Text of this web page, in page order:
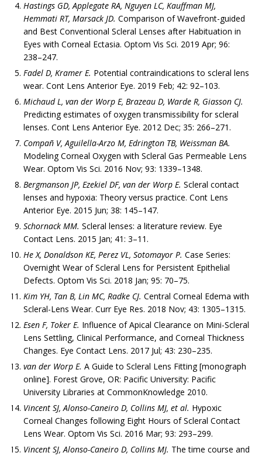
Hastings GD, Applegate RA, Nguyen LC, Kauffman MJ,
Hemmati RT, Marsack JD. Comparison of Wavefront-guided
and Best Conventional Scleral Lenses after Habituation in
Eyes with Corneal Ectasia. Optom Vis Sci. 2019 Apr; 96:
238–247.
Fadel D, Kramer E. Potential contraindications to scleral lens
wear. Cont Lens Anterior Eye. 2019 Feb; 42: 92–103.
Michaud L, van der Worp E, Brazeau D, Warde R, Giasson CJ.
Predicting estimates of oxygen transmissibility for scleral
lenses. Cont Lens Anterior Eye. 2012 Dec; 35: 266–271.
Compañ V, Aguilella-Arzo M, Edrington TB, Weissman BA.
Modeling Corneal Oxygen with Scleral Gas Permeable Lens
Wear. Optom Vis Sci. 2016 Nov; 93: 1339–1348.
Bergmanson JP, Ezekiel DF, van der Worp E. Scleral contact
lenses and hypoxia: Theory versus practice. Cont Lens
Anterior Eye. 2015 Jun; 38: 145–147.
Schornack MM. Scleral lenses: a literature review. Eye
Contact Lens. 2015 Jan; 41: 3–11.
He X, Donaldson KE, Perez VL, Sotomayor P. Case Series:
Overnight Wear of Scleral Lens for Persistent Epithelial
Defects. Optom Vis Sci. 2018 Jan; 95: 70–75.
Kim YH, Tan B, Lin MC, Radke CJ. Central Corneal Edema with
Scleral-Lens Wear. Curr Eye Res. 2018 Nov; 43: 1305–1315.
Esen F, Toker E. Influence of Apical Clearance on Mini-Scleral
Lens Settling, Clinical Performance, and Corneal Thickness
Changes. Eye Contact Lens. 2017 Jul; 43: 230–235.
van der Worp E. A Guide to Scleral Lens Fitting [monograph
online]. Forest Grove, OR: Pacific University: Pacific
University Libraries at CommonKnowledge 2010.
Vincent SJ, Alonso-Caneiro D, Collins MJ, et al. Hypoxic
Corneal Changes following Eight Hours of Scleral Contact
Lens Wear. Optom Vis Sci. 2016 Mar; 93: 293–299.
Vincent SJ, Alonso-Caneiro D, Collins MJ. The time course and